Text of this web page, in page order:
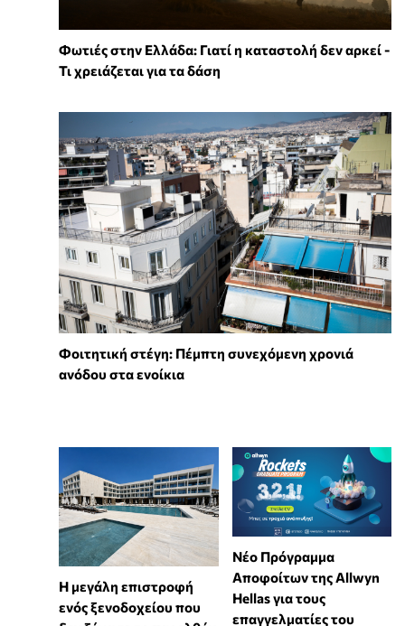
Φωτιές στην Ελλάδα: Γιατί η καταστολή δεν αρκεί -
Τι χρειάζεται για τα δάση
Φοιτητική στέγη: Πέμπτη συνεχόμενη χρονιά
ανόδου στα ενοίκια
Η μεγάλη επιστροφή
ενός ξενοδοχείου που
Νέο Πρόγραμμα
Αποφοίτων της Allwyn
Hellas για τους
επαγγελματίες του